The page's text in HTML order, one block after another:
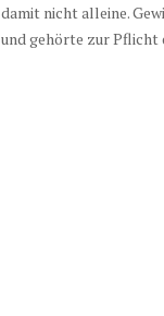
damit nicht alleine.
und gehörte zur Pflicht